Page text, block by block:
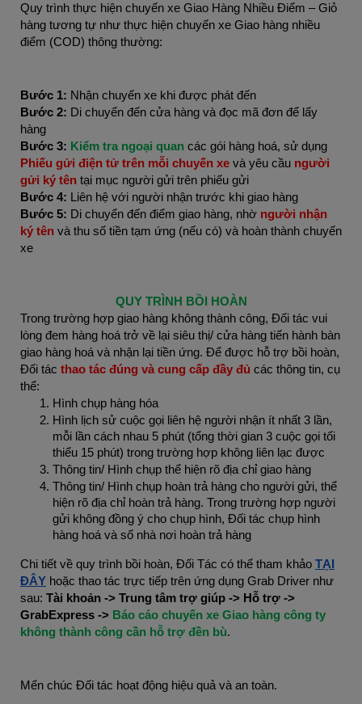
Quy trình thực hiện chuyến xe Giao Hàng Nhiều Điểm – Giỏ
hàng tương tự như thực hiện chuyến xe Giao hàng nhiều
điểm (COD) thông thường:
Bước 1: Nhận chuyến xe khi được phát đến
Bước 2: Di chuyển đến cửa hàng và đọc mã đơn để lấy
hàng
Bước 3: Kiểm tra ngoại quan các gói hàng hoá, sử dụng
Phiếu gửi điện tử trên mỗi chuyến xe và yêu cầu người
gửi ký tên tại mục người gửi trên phiếu gửi
Bước 4:
Liên hệ với người nhận trước khi giao hàng
Bước 5: Di chuyển đến điểm giao hàng, nhờ người nhận
ký tên và thu số tiền tạm ứng (nếu có) và hoàn thành chuyến
xe
QUY TRÌNH BỒI HOÀN
Trong trường hợp giao hàng không thành công, Đối tác vui
lòng đem hàng hoá trở về lại siêu thị/ cửa hàng tiến hành bàn
giao hàng hoá và nhận lại tiền ứng. Để được hỗ trợ bồi hoàn,
Đối tác thao tác đúng và cung cấp đầy đủ các thông tin, cụ
thể:
Hình chụp hàng hóa
Hình lịch sử cuộc gọi liên hệ người nhận ít nhất 3 lần,
mỗi lần cách nhau 5 phút (tổng thời gian 3 cuộc gọi tối
thiểu 15 phút) trong trường hợp không liên lạc được
Thông tin/ Hình chụp thể hiện rõ địa chỉ giao hàng
Thông tin/ Hình chụp hoàn trả hàng cho người gửi, thể
hiện rõ địa chỉ hoàn trả hàng. Trong trường hợp người
gửi không đồng ý cho chụp hình, Đối tác chụp hình
hàng hoá và số nhà nơi hoàn trả hàng
Chi tiết về quy trình bồi hoàn, Đối Tác có thể tham khảo TẠI
ĐÂY hoặc thao tác trực tiếp trên ứng dụng Grab Driver như
sau: Tài khoản -> Trung tâm trợ giúp -> Hỗ trợ ->
GrabExpress -> Báo cáo chuyến xe Giao hàng công ty
không thành công cần hỗ trợ đền bù.
Mến chúc Đối tác hoạt động hiệu quả và an toàn.